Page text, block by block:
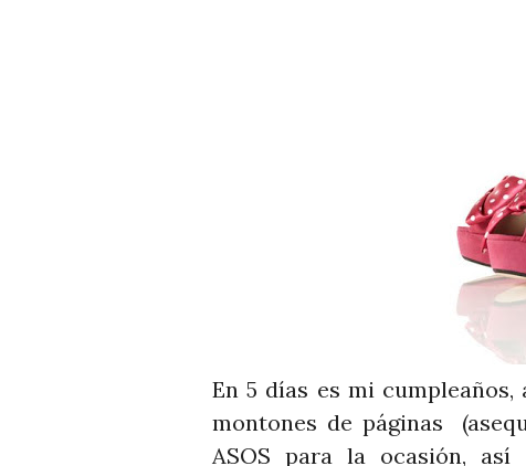
En 5 días es mi
montones de páginas
ASOS para la ocasión, así